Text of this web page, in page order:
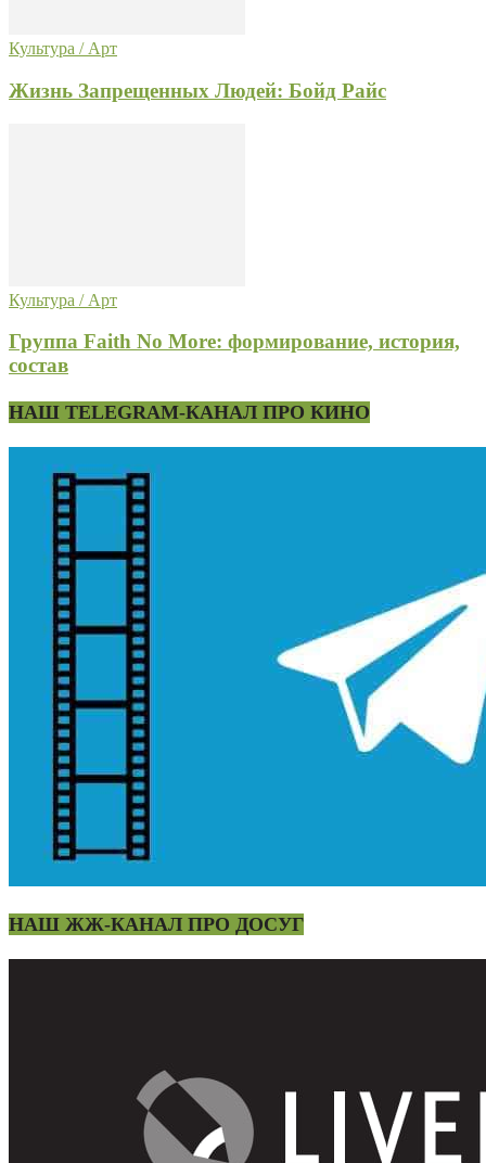
Культура / Арт
Жизнь Запрещенных Людей: Бойд Райс
Культура / Арт
Группа Faith No More: формирование, история,
состав
НАШ TELEGRAM-КАНАЛ ПРО КИНО
НАШ ЖЖ-КАНАЛ ПРО ДОСУГ